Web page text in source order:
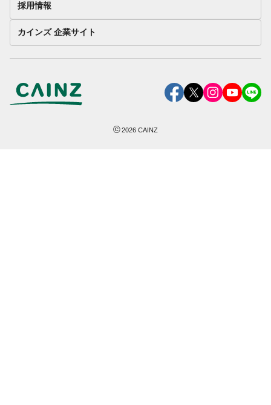
採用情報
カインズ 企業サイト
©2026 CAINZ